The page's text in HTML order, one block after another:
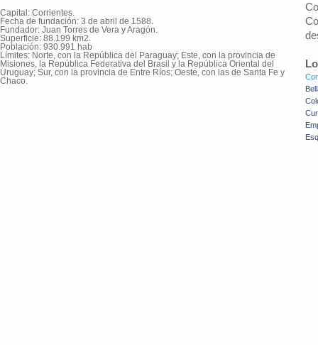
Capital: Corrientes.
Fecha de fundación: 3 de abril de 1588.
Fundador: Juan Torres de Vera y Aragón.
Superficie: 88.199 km2.
Población: 930.991 hab
Límites: Norte, con la República del Paraguay; Este, con la provincia de
Misiones, la República Federativa del Brasil y la República Oriental del
Uruguay; Sur, con la provincia de Entre Ríos; Oeste, con las de Santa Fe y
Chaco.